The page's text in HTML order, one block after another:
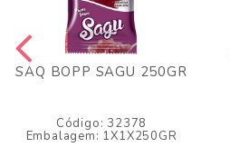
SAQ BOPP SAGU 250GR
Código: 32378
Embalagem: 1X1X250GR